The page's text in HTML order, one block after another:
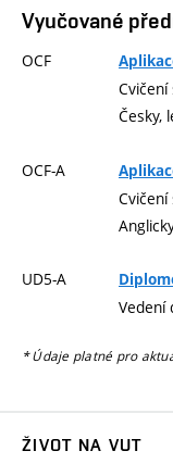
Vyučované
OCF
Česky,
OCF-A
UD5-A
Vedení
* Údaje platné pro
ŽIVOT NA VUT